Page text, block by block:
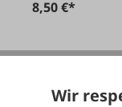
8,50 €*
Wir